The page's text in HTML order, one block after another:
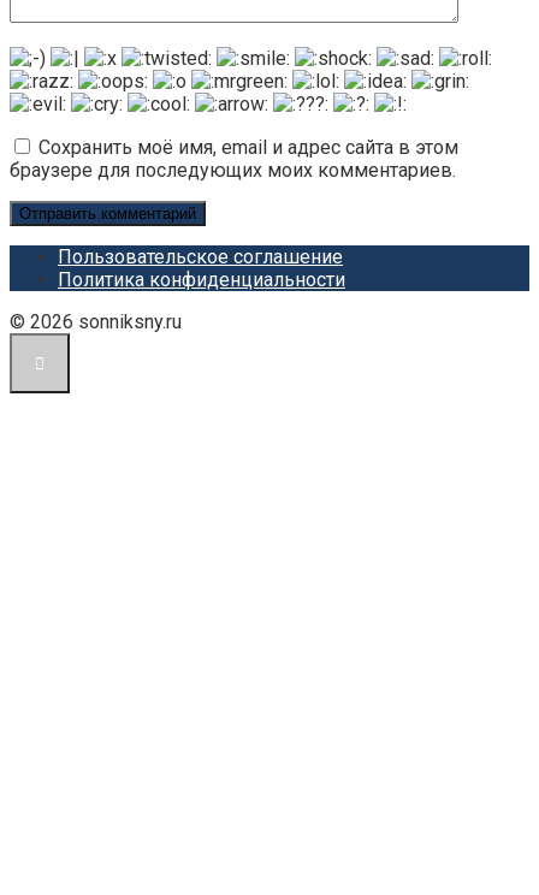
Сохранить моё имя, email и адрес сайта в этом
браузере для последующих моих комментариев.
Пользовательское соглашение
Политика конфиденциальности
© 2026 sonniksny.ru